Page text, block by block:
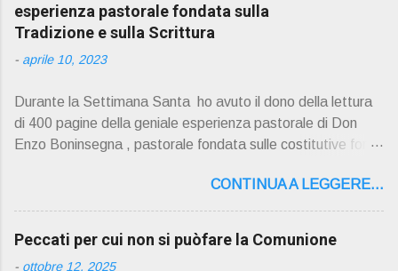
esperienza pastorale fondata sulla
Tradizione e sulla Scrittura
- aprile 10, 2023
Durante la Settimana Santa ho avuto il dono della lettura
di 400 pagine della geniale esperienza pastorale di Don
Enzo Boninsegna , pastorale fondata sulle costitutive fon ti
Dio giunta in continuit à ecclesiale a noi per mezzo di Gesù,
degli Apostoli e dei loro successori . Io don Gino Oliosi v
orrei contribuire ad una lettura non pregiudiziale su don
Enzo Boninsegna . Per gli ultimi tempi di vita l'ho scelto
CONTINUA A LEGGERE...
Peccati per cui non si puòfare la Comunione
- ottobre 12, 2025